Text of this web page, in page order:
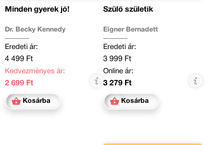
Minden gyerek jó!
Dr. Becky Kennedy
Eredeti ár:
4 499 Ft
Kedvezményes ár:
2 699 Ft
Kosárba
Szülő születik
Eigner Bernadett
Eredeti ár:
3 999 Ft
Online ár:
3 279 Ft
Kosárba